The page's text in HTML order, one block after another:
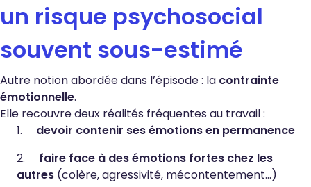
un risque psychosocial
souvent sous-estimé
Autre notion abordée dans l’épisode : la contrainte
émotionnelle.
Elle recouvre deux réalités fréquentes au travail :
devoir contenir ses émotions en permanence
faire face à des émotions fortes chez les
autres (colère, agressivité, mécontentement…)